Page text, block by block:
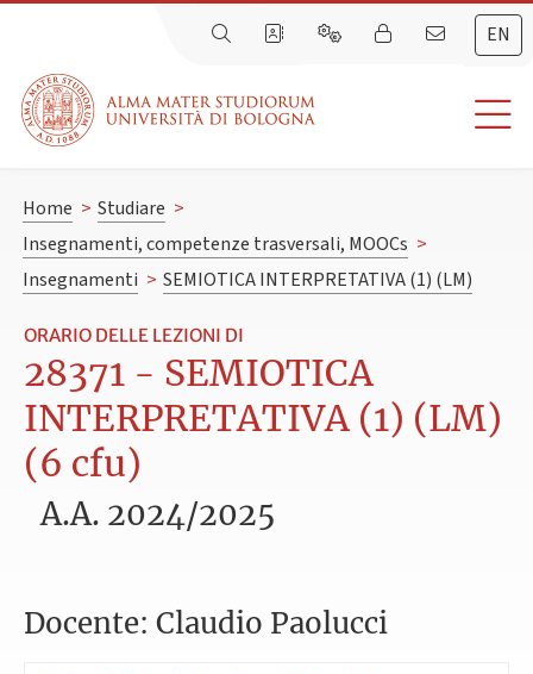
EN
Home > Studiare >
Insegnamenti, competenze trasversali, MOOCs >
Insegnamenti > SEMIOTICA INTERPRETATIVA (1) (LM)
ORARIO DELLE LEZIONI DI
28371 - SEMIOTICA
INTERPRETATIVA (1) (LM)
(6 cfu)
A.A. 2024/2025
Docente: Claudio Paolucci